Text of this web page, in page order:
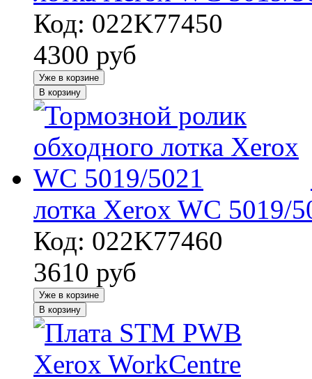
Код: 022K77450
4300 руб
Уже в корзине
В корзину
лотка Xerox WC 5019/
Код: 022K77460
3610 руб
Уже в корзине
В корзину